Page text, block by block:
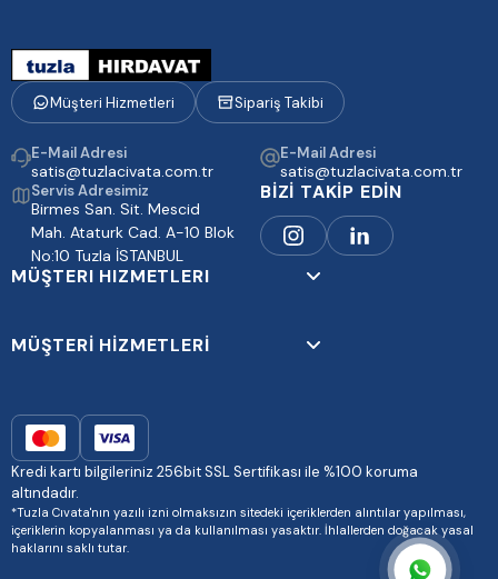
Müşteri Hizmetleri Sipariş Takibi
E-Mail Adresi
satis@tuzlacivata.com.tr
E-Mail Adresi
satis@tuzlacivata.com.tr
Servis Adresimiz
Birmes San. Sit. Mescid
Mah. Ataturk Cad. A-10 Blok
No:10 Tuzla İSTANBUL
BİZİ TAKİP EDİN
MÜŞTERI HIZMETLERI
MÜŞTERİ HİZMETLERİ
Kredi kartı bilgileriniz 256bit SSL Sertifikası ile %100 koruma
altındadır.
*Tuzla Cıvata'nın yazılı izni olmaksızın sitedeki içeriklerden alıntılar yapılması,
içeriklerin kopyalanması ya da kullanılması yasaktır. İhlallerden doğacak yasal
haklarını saklı tutar.